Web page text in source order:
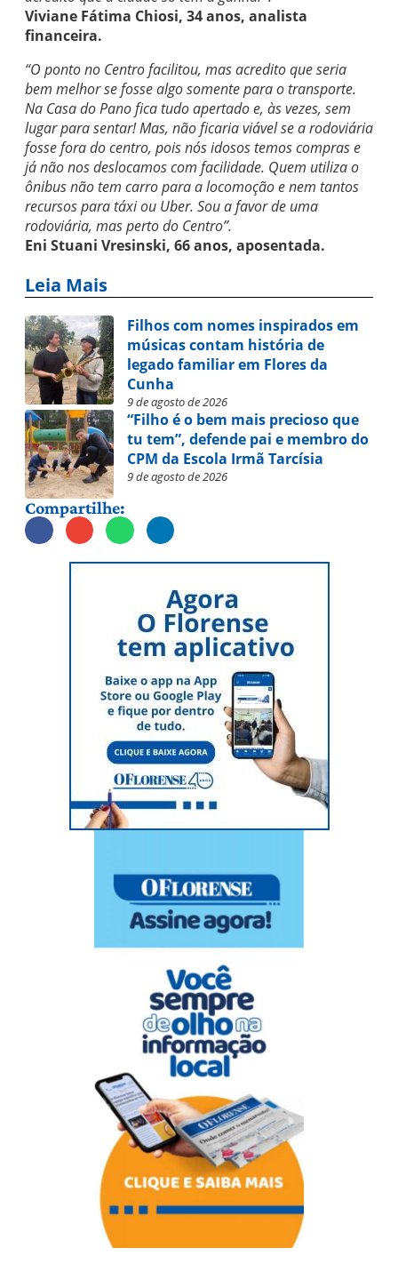
Viviane Fátima Chiosi, 34 anos, analista
financeira.
“O ponto no Centro facilitou, mas acredito que seria
bem melhor se fosse algo somente para o transporte.
Na Casa do Pano fica tudo apertado e, às vezes, sem
lugar para sentar! Mas, não ficaria viável se a rodoviária
fosse fora do centro, pois nós idosos temos compras e
já não nos deslocamos com facilidade. Quem utiliza o
ônibus não tem carro para a locomoção e nem tantos
recursos para táxi ou Uber. Sou a favor de uma
rodoviária, mas perto do Centro”.
Eni Stuani Vresinski, 66 anos, aposentada.
Leia Mais
Filhos com nomes inspirados em
músicas contam história de
legado familiar em Flores da
Cunha
9 de agosto de 2026
“Filho é o bem mais precioso que
tu tem”, defende pai e membro do
CPM da Escola Irmã Tarcísia
9 de agosto de 2026
Compartilhe: